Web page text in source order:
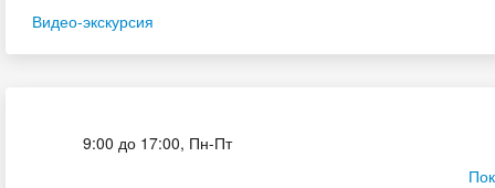
Видео-экскурсия
9:00 до 17:00, Пн-Пт